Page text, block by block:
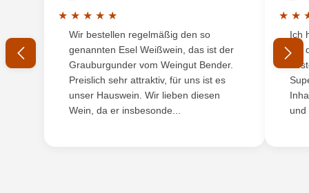
Inhalt 0,375 L
Jahrgang 2022
Italien
Ihr Passwort
Ich habe mein Passwort vergessen
★ ★ ★ ★ ★
Durchschnittliche Bewertung von 5 von 5 Sternen
Wir bestellen regelmäßig den so
genannten Esel Weißwein, das ist der
Grauburgunder vom Weingut Bender.
Preislich sehr attraktiv, für uns ist es
unser Hauswein. Wir lieben diesen
Wein, da er insbesonde...
★ ★
Ich
mit
und